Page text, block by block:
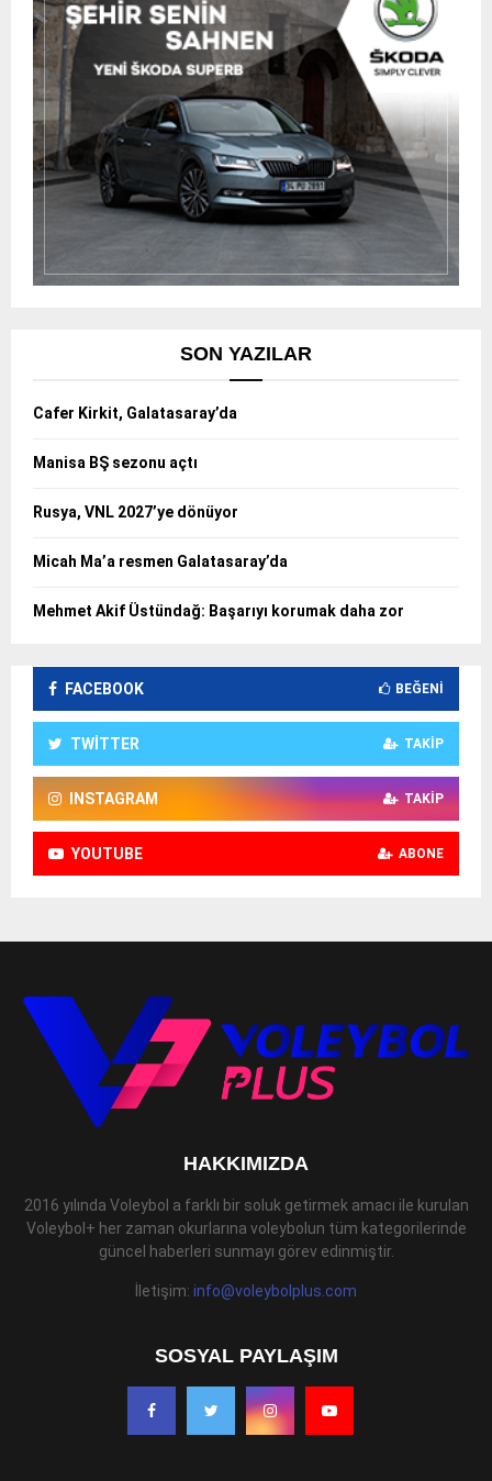
SON YAZILAR
Cafer Kirkit, Galatasaray’da
Manisa BŞ sezonu açtı
Rusya, VNL 2027’ye dönüyor
Micah Ma’a resmen Galatasaray’da
Mehmet Akif Üstündağ: Başarıyı korumak daha zor
FACEBOOK BEĞENI
TWITTER TAKIP
INSTAGRAM TAKIP
YOUTUBE ABONE
HAKKIMIZDA
2016 yılında Voleybol a farklı bir soluk getirmek amacı ile kurulan
Voleybol+ her zaman okurlarına voleybolun tüm kategorilerinde
güncel haberleri sunmayı görev edinmiştir.
İletişim: info@voleybolplus.com
SOSYAL PAYLAŞIM